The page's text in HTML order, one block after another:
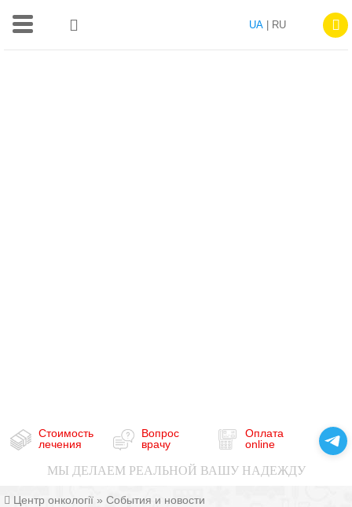
UA| RU
Стоимость
лечения
Вопрос
врачу
Оплата
online
МЫ ДЕЛАЕМ РЕАЛЬНОЙ ВАШУ НАДЕЖДУ
Центр онкології » События и новости